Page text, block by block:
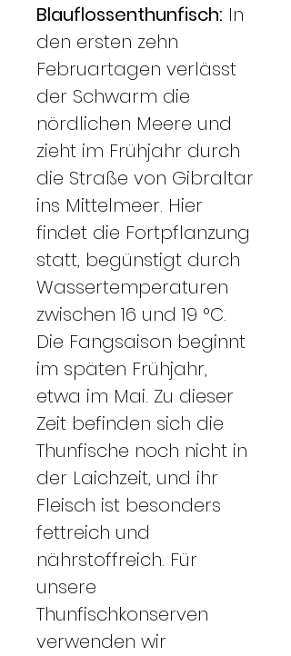
Blauflossenthunfisch: In
den ersten zehn
Februartagen verlässt
der Schwarm die
nördlichen Meere und
zieht im Frühjahr durch
die Straße von Gibraltar
ins Mittelmeer. Hier
findet die Fortpflanzung
statt, begünstigt durch
Wassertemperaturen
zwischen 16 und 19 °C.
Die Fangsaison beginnt
im späten Frühjahr,
etwa im Mai. Zu dieser
Zeit befinden sich die
Thunfische noch nicht in
der Laichzeit, und ihr
Fleisch ist besonders
fettreich und
nährstoffreich. Für
unsere
Thunfischkonserven
verwenden wir